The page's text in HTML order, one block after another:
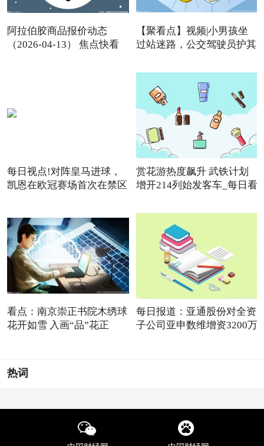
阿拉伯胶商品报价动态
（2026-04-13） 焦点快看
【聚看点】视频|小男孩坐
过站迷路，公交驾驶员护其
每日视点!对阵皇马进球，
凯恩在欧冠赛场首次在禁区
赏花游热度飙升 武铁计划
增开214列始发客车_每日看
看点：南京崇正书院木绣球
花开如雪 入画“品”花正
每日报道：亚通股份对全资
子公司亚申数维增资3200万
热词